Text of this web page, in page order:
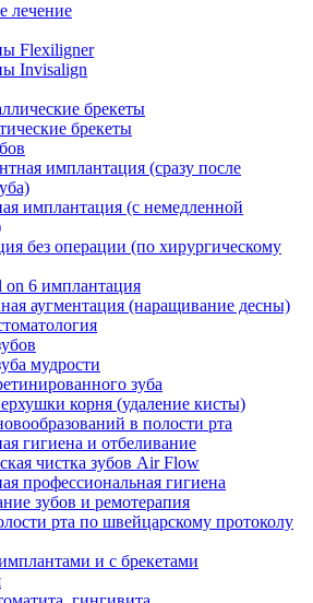
лечение
Flexiligner
Invisalign
брекеты
брекеты
имплантация (сразу после
имплантация (с немедленной
без операции (по хирургическому
on 6 имплантация
аугментация (наращивание десны)
мудрости
зуба
корня (удаление кисты)
в полости рта
гигиена и отбеливание
чистка зубов Air Flow
профессиональная гигиена
зубов и ремотерапия
рта по швейцарскому протоколу
и с брекетами